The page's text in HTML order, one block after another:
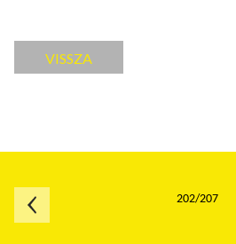
VISSZA
202/207